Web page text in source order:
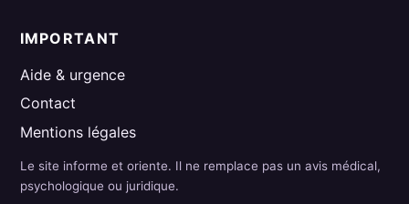
IMPORTANT
Aide & urgence
Contact
Mentions légales
Le site informe et oriente. Il ne remplace pas un avis médical,
psychologique ou juridique.